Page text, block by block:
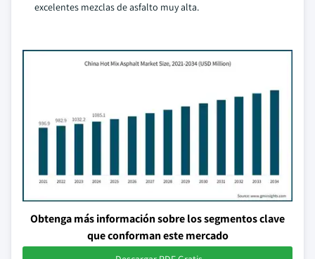
excelentes mezclas de asfalto muy alta.
Obtenga más información sobre los segmentos clave
que conforman este mercado